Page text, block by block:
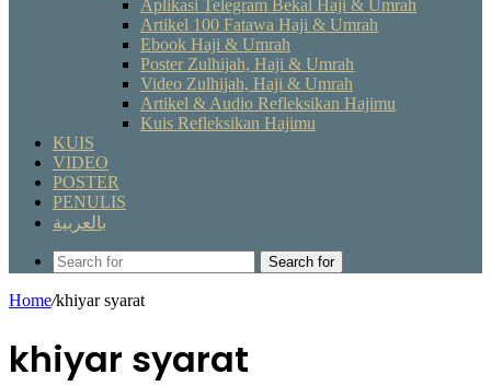
Aplikasi Telegram Bekal Haji & Umrah
Artikel 100 Fatawa Haji & Umrah
Ebook Haji & Umrah
Poster Zulhijah, Haji & Umrah
Video Zulhijah, Haji & Umrah
Artikel & Audio Refleksikan Hajimu
Kuis Refleksikan Hajimu
KUIS
VIDEO
POSTER
PENULIS
بالعربية
Search for
Home/khiyar syarat
khiyar syarat